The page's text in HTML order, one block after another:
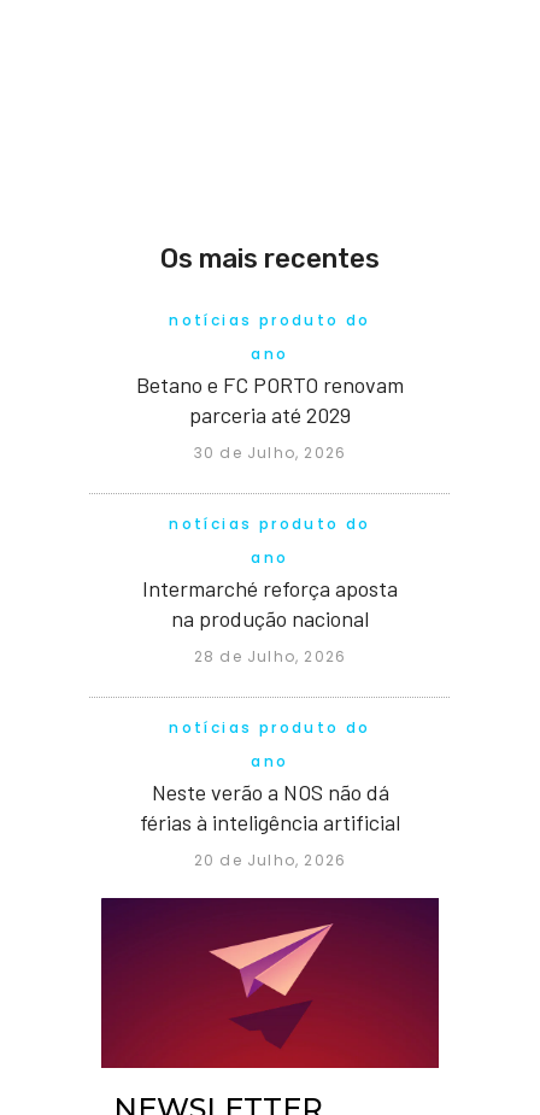
Os mais recentes
notícias produto do
ano
Betano e FC PORTO renovam
parceria até 2029
30 de Julho, 2026
notícias produto do
ano
Intermarché reforça aposta
na produção nacional
28 de Julho, 2026
notícias produto do
ano
Neste verão a NOS não dá
férias à inteligência artificial
20 de Julho, 2026
NEWSLETTER